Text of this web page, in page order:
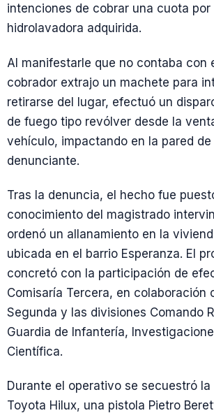
intenciones de cobrar una cuota por
hidrolavadora adquirida.
Al manifestarle que no contaba con
cobrador extrajo un machete para
retirarse del lugar, efectuó un
de fuego tipo revólver desde la
vehículo, impactando en la pared
denunciante.
Tras la denuncia, el hecho fue
conocimiento del magistrado
ordenó un allanamiento en la
ubicada en el barrio Esperanza. El
concretó con la participación de
Comisaría Tercera, en colaboración
Segunda y las divisiones Comando
Guardia de Infantería,
Científica.
Durante el operativo se secuestró
Toyota Hilux, una pistola Pietro